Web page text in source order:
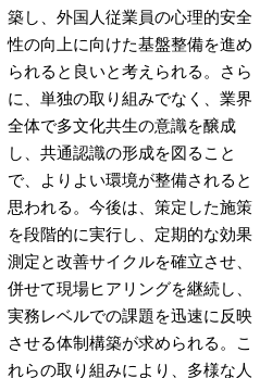
築し、外国人従業員の心理的安全
性の向上に向けた基盤整備を進め
られると良いと考えられる。さら
に、単独の取り組みでなく、業界
全体で多文化共生の意識を醸成
し、共通認識の形成を図ること
で、よりよい環境が整備されると
思われる。今後は、策定した施策
を段階的に実行し、定期的な効果
測定と改善サイクルを確立させ、
併せて現場ヒアリングを継続し、
実務レベルでの課題を迅速に反映
させる体制構築が求められる。こ
れらの取り組みにより、多様な人